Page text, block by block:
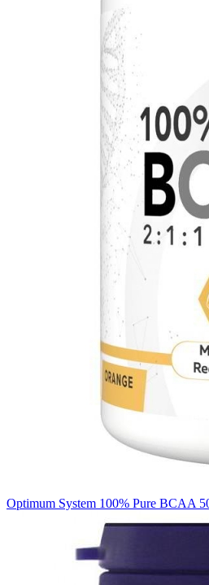
Optimum System 100% Pure BCAA